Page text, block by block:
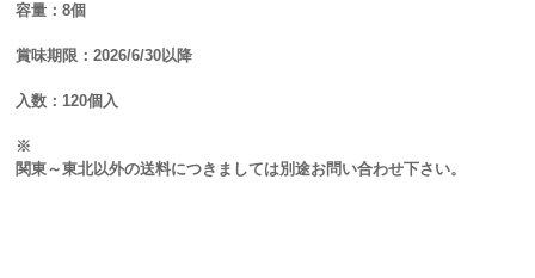
容量：8個
賞味期限：2026/6/30以降
入数：120個入
※
関東～東北以外の送料につきましては別途お問い合わせ下さい。